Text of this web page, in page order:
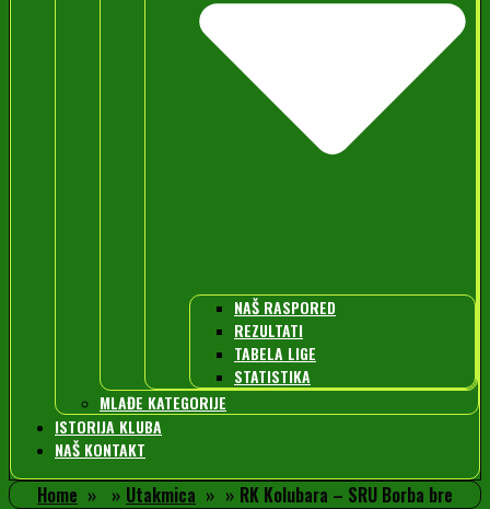
NAŠ RASPORED
REZULTATI
TABELA LIGE
STATISTIKA
MLAĐE KATEGORIJE
ISTORIJA KLUBA
NAŠ KONTAKT
Home Utakmica RK Kolubara – SRU Borba bre